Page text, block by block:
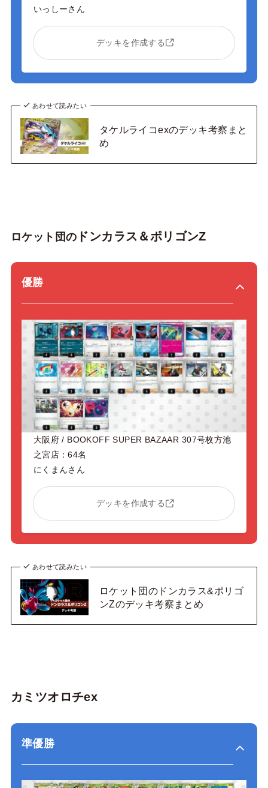
いっしーさん
デッキを作成する
あわせて読みたい
タケルライコexのデッキ考察まと
め
ロケット団の ドンカラス＆ポリゴンZ
優勝
大阪府 / BOOKOFF SUPER BAZAAR 307号枚方池
之宮店：64名
にくまんさん
デッキを作成する
あわせて読みたい
ロケット団のドンカラス&ポリゴ
ンZのデッキ考察まとめ
カミツオロチex
準優勝